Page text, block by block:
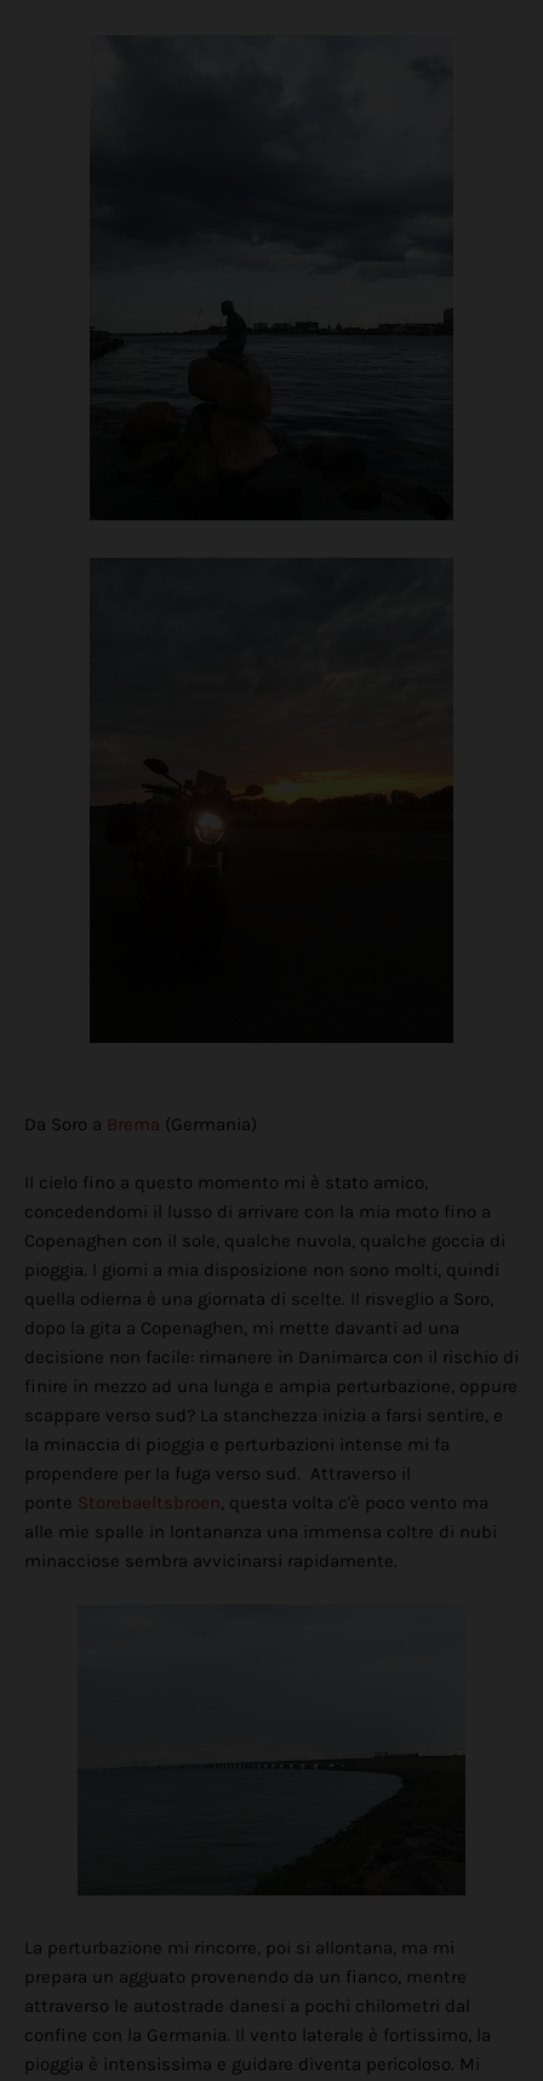
Da Soro a Brema (Germania)
Il cielo fino a questo momento mi è stato amico,
concedendomi il lusso di arrivare con la mia moto fino a
Copenaghen con il sole, qualche nuvola, qualche goccia di
pioggia. I giorni a mia disposizione non sono molti, quindi
quella odierna è una giornata di scelte. Il risveglio a Soro,
dopo la gita a Copenaghen, mi mette davanti ad una
decisione non facile: rimanere in Danimarca con il rischio di
finire in mezzo ad una lunga e ampia perturbazione, oppure
scappare verso sud? La stanchezza inizia a farsi sentire, e
la minaccia di pioggia e perturbazioni intense mi fa
propendere per la fuga verso sud. Attraverso il
ponte Storebaeltsbroen, questa volta c'è poco vento ma
alle mie spalle in lontananza una immensa coltre di nubi
minacciose sembra avvicinarsi rapidamente.
La perturbazione mi rincorre, poi si allontana, ma mi
prepara un agguato provenendo da un fianco, mentre
attraverso le autostrade danesi a pochi chilometri dal
confine con la Germania. Il vento laterale è fortissimo, la
pioggia è intensissima e guidare diventa pericoloso. Mi